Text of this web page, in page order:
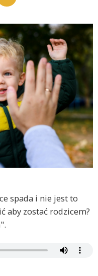
spada i nie jest to
aby zostać rodzicem?